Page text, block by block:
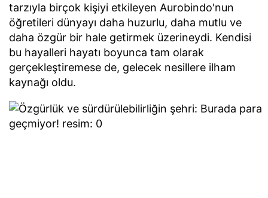
tarzıyla birçok kişiyi etkileyen Aurobindo'nun
öğretileri dünyayı daha huzurlu, daha mutlu ve
daha özgür bir hale getirmek üzerineydi. Kendisi
bu hayalleri hayatı boyunca tam olarak
gerçekleştiremese de, gelecek nesillere ilham
kaynağı oldu.